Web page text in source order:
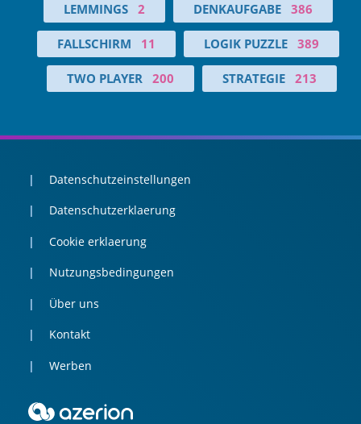
LEMMINGS 2 DENKAUFGABE 386
FALLSCHIRM 11 LOGIK PUZZLE 389
TWO PLAYER 200 STRATEGIE 213
Datenschutzeinstellungen
Datenschutzerklaerung
Cookie erklaerung
Nutzungsbedingungen
Über uns
Kontakt
Werben